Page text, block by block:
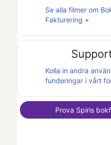
Se alla filmer om
Fakturering +
Kolla in andra
funderingar i vårt
Prova Spiris